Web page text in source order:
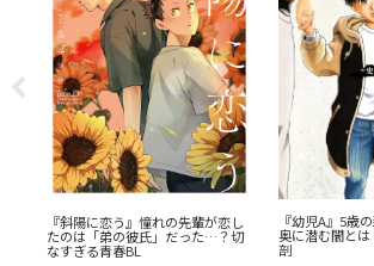
『斜陽に恋う』憧れの先輩が恋し
たのは「弟の彼氏」だった…？切
なすぎる青春BL
『幼児A』5歳
奥に潜む闇と
剖